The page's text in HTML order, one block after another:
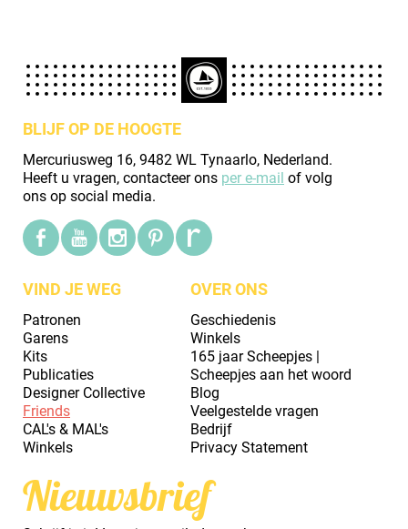
BLIJF OP DE HOOGTE
Mercuriusweg 16, 9482 WL Tynaarlo, Nederland.
Heeft u vragen, contacteer ons per e-mail of volg
ons op social media.
VIND JE WEG
Patronen
Garens
Kits
Publicaties
Designer Collective
Friends
CAL's & MAL's
Winkels
OVER ONS
Geschiedenis
Winkels
165 jaar Scheepjes |
Scheepjes aan het woord
Blog
Veelgestelde vragen
Bedrijf
Privacy Statement
Nieuwsbrief